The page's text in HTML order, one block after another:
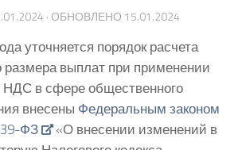
· ОБНОВЛЕНО 15.01.2024
уточняется порядок расчета
размера выплат при применении
НДС в сфере общественного
внесены Федеральным законом
ФЗ
«О внесении изменений в